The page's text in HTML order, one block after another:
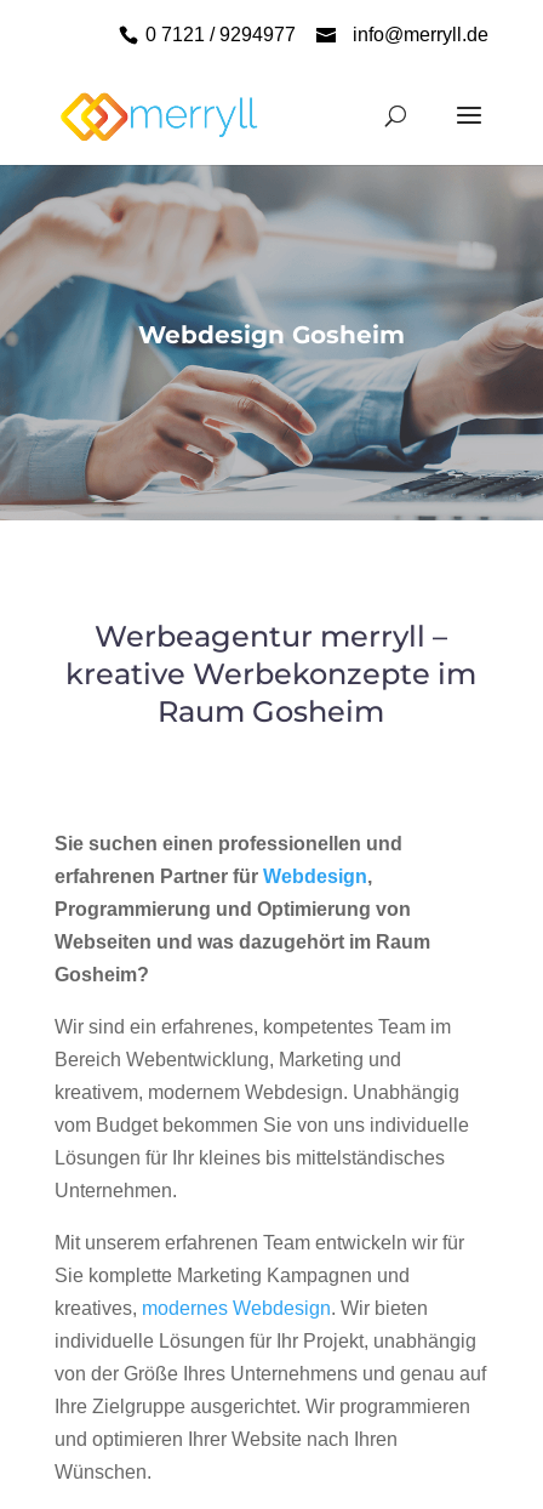
0 7121 / 9294977 info@merryll.de
Webdesign Gosheim
Werbeagentur merryll –
kreative Werbekonzepte im
Raum Gosheim
Sie suchen einen professionellen und
erfahrenen Partner für Webdesign,
Programmierung und Optimierung von
Webseiten und was dazugehört im Raum
Gosheim?
Wir sind ein erfahrenes, kompetentes Team im
Bereich Webentwicklung, Marketing und
kreativem, modernem Webdesign. Unabhängig
vom Budget bekommen Sie von uns individuelle
Lösungen für Ihr kleines bis mittelständisches
Unternehmen.
Mit unserem erfahrenen Team entwickeln wir für
Sie komplette Marketing Kampagnen und
kreatives, modernes Webdesign. Wir bieten
individuelle Lösungen für Ihr Projekt, unabhängig
von der Größe Ihres Unternehmens und genau auf
Ihre Zielgruppe ausgerichtet. Wir programmieren
und optimieren Ihrer Website nach Ihren
Wünschen.